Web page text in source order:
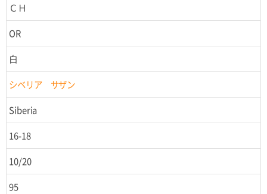
ＣＨ
OR
白
シベリア サザン
Siberia
16-18
10/20
95